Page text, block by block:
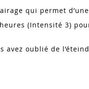
qui permet
(Intensité 3)
avez oublié de